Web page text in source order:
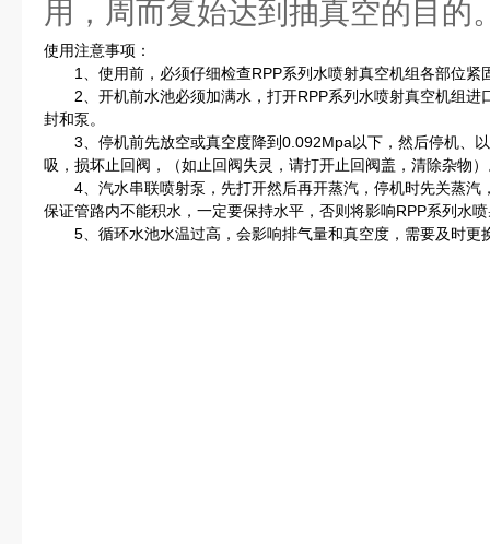
用，周而复始达到抽真空的目的
使用注意事项：
1、使用前，必须仔细检查RPP系列水喷射真空机组各部位紧
2、开机前水池必须加满水，打开RPP系列水喷射真空机组进
封和泵。
3、停机前先放空或真空度降到0.092Mpa以下，然后停机、以
吸，损坏止回阀，（如止回阀失灵，请打开止回阀盖，清除杂物
4、汽水串联喷射泵，先打开然后再开蒸汽，停机时先关蒸汽
保证管路内不能积水，一定要保持水平，否则将影响RPP系列水
5、循环水池水温过高，会影响排气量和真空度，需要及时更